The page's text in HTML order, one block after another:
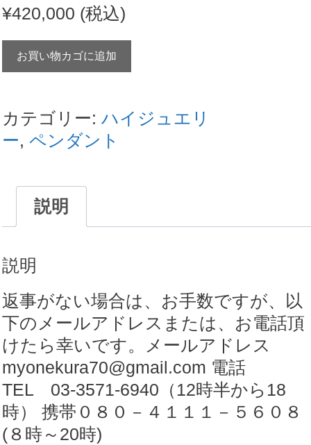
¥420,000 (税込)
ビ
ン
ー
ジ
ン
ン
フ
ラ
ッ
ト
カ
ッ
ト
ダ
お買い物カゴに追加
カテゴリー: ハイジュエリ
ー, ペンダント
説明
説明
返事がない場合は、お手数ですが、以
下のメールアドレスまたは、お電話頂
けたら幸いです。メールアドレス
myonekura70@gmail.com 電話
TEL 03-3571-6940（12時半から18
時） 携帯０８０－４１１１－５６０８
(８時～20時)